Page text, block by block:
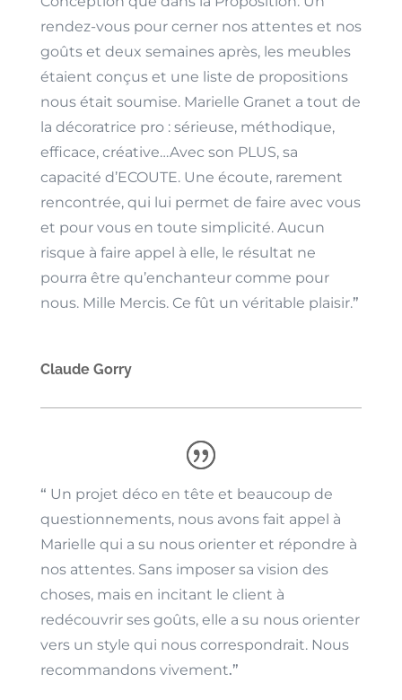
rendez-vous pour cerner nos attentes et nos
goûts et deux semaines après, les meubles
étaient conçus et une liste de propositions
nous était soumise. Marielle Granet a tout de
la décoratrice pro : sérieuse, méthodique,
efficace, créative…Avec son PLUS, sa
capacité d’ECOUTE. Une écoute, rarement
rencontrée, qui lui permet de faire avec vous
et pour vous en toute simplicité. Aucun
risque à faire appel à elle, le résultat ne
pourra être qu’enchanteur comme pour
nous. Mille Mercis. Ce fût un véritable plaisir.”
Claude Gorry
“ Un projet déco en tête et beaucoup de
questionnements, nous avons fait appel à
Marielle qui a su nous orienter et répondre à
nos attentes. Sans imposer sa vision des
choses, mais en incitant le client à
redécouvrir ses goûts, elle a su nous orienter
vers un style qui nous correspondrait. Nous
recommandons vivement.”